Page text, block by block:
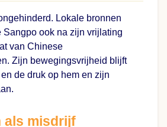
Lokale bronnen
Sangpo ook na zijn vrijlating
van Chinese
Zijn bewegingsvrijheid blijft
de druk op hem en zijn
als misdrijf